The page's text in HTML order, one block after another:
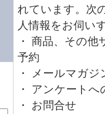
れています。次
人情報をお伺い
・ 商品、その
予約
・ メールマガ
・ アンケートへ
・ お問合せ